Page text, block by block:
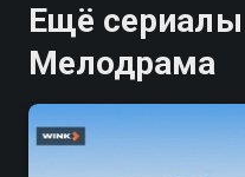
Ещё
Мелодрама